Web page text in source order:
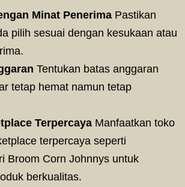
Minat Penerima Pastikan
pilih sesuai dengan kesukaan atau
Tentukan batas anggaran
tetap hemat namun tetap
Terpercaya Manfaatkan toko
terpercaya seperti
Broom Corn Johnnys untuk
berkualitas.